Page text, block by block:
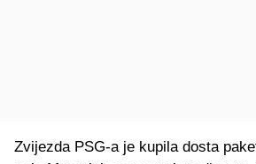
Zvijezda PSG-a je kupila dosta